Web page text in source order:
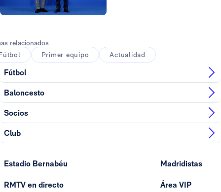
relacionados
Primer equipo Actualidad
Fútbol
Baloncesto
Socios
Club
Estadio Bernabéu
RMTV en directo
Madridistas
Área VIP